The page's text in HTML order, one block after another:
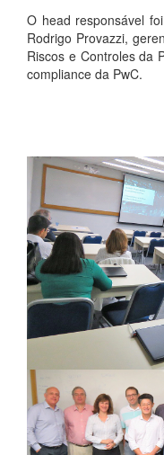
O head responsável
Rodrigo Provazzi,
Riscos e Controles da
compliance da PwC.